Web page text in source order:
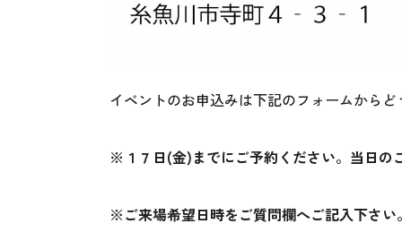
イベントのお申込みは下記のフォームからど
※１７日(金)までにご予約ください。当日の
※ご来場希望日時をご質問欄へご記入下さい